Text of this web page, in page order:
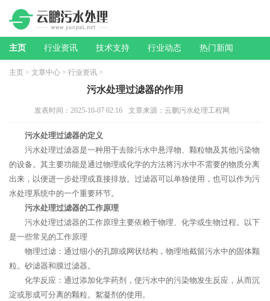
主页 行业资讯 技术支持 行业动态 热门新闻
主页 > 文章中心 > 行业资讯 >
污水处理过滤器的作用
发表时间：2025-10-07 02:16 文章来源：云鹏污水处理工程网
污水处理过滤器的定义
污水处理过滤器是一种用于去除污水中悬浮物、颗粒物及其他污染物
的设备。其主要功能是通过物理或化学的方法将污水中不需要的物质分离
出来，以便进一步处理或直接排放。过滤器可以单独使用，也可以作为污
水处理系统中的一个重要环节。
污水处理过滤器的工作原理
污水处理过滤器的工作原理主要依赖于物理、化学或生物过程。以下
是一些常见的工作原理
物理过滤：通过细小的孔隙或网状结构，物理地截留污水中的固体颗
粒。砂滤器和膜过滤器。
化学反应：通过添加化学药剂，使污水中的污染物发生反应，从而沉
淀或形成可分离的颗粒。絮凝剂的使用。